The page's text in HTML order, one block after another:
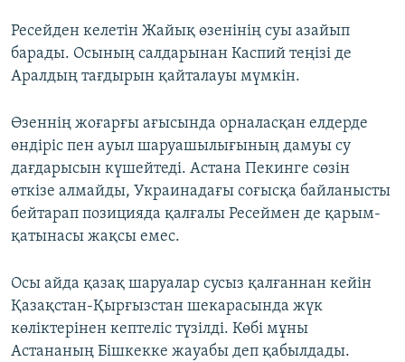
Ресейден келетін Жайық өзенінің суы азайып
барады. Осының салдарынан Каспий теңізі де
Аралдың тағдырын қайталауы мүмкін.
Өзеннің жоғарғы ағысында орналасқан елдерде
өндіріс пен ауыл шаруашылығының дамуы су
дағдарысын күшейтеді. Астана Пекинге сөзін
өткізе алмайды, Украинадағы соғысқа байланысты
бейтарап позицияда қалғалы Ресеймен де қарым-
қатынасы жақсы емес.
Осы айда қазақ шаруалар сусыз қалғаннан кейін
Қазақстан-Қырғызстан шекарасында жүк
көліктерінен кептеліс түзілді. Көбі мұны
Астананың Бішкекке жауабы деп қабылдады.